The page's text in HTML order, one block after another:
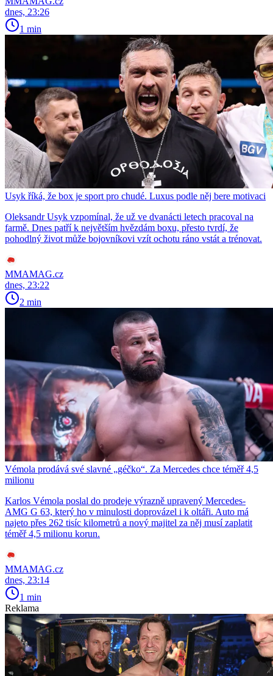
dnes, 23:26
1 min
Usyk říká, že box je sport pro chudé. Luxus podle něj bere motivaci
Oleksandr Usyk vzpomínal, že už ve dvanácti letech pracoval na
farmě. Dnes patří k největším hvězdám boxu, přesto tvrdí, že
pohodlný život může bojovníkovi vzít ochotu ráno vstát a trénovat.
MMAMAG.cz
dnes, 23:22
2 min
Vémola prodává své slavné „géčko“. Za Mercedes chce téměř 4,5
milionu
Karlos Vémola poslal do prodeje výrazně upravený Mercedes-
AMG G 63, který ho v minulosti doprovázel i k oltáři. Auto má
najeto přes 262 tisíc kilometrů a nový majitel za něj musí zaplatit
téměř 4,5 milionu korun.
MMAMAG.cz
dnes, 23:14
1 min
Reklama